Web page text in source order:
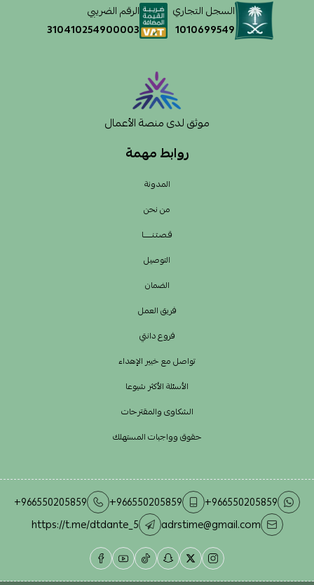
روابط مهمة
المدونة
من نحن
قـصـتـنــــــا
التوصيل
الضمان
فريق العمل
فروع دانتي
تواصل مع خبير الإهداء
الأسئلة الأكثر شيوعا
الشكاوى والمقترحات
حقوق وواجبات المستهلك
السجل التجاري
1010699549
الرقم الضريبي
310410254900003
موثق لدى منصة الأعمال
+966550205859
+966550205859
+966550205859
adrstime@gmail.com
https://t.me/dtdante_5